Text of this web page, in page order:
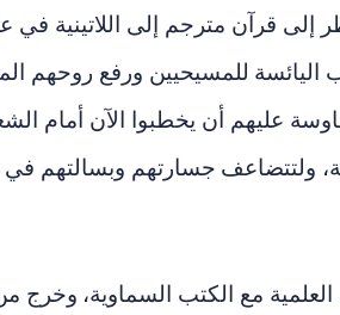
إلى قرآن مترجم إلى اللاتينية في
اليائسة للمسيحيين ورفع روحهم
عليهم أن يخطبوا الآن أمام
ولتتضاعف جسارتهم وبسالتهم في
مع الكتب السماوية، وخرج